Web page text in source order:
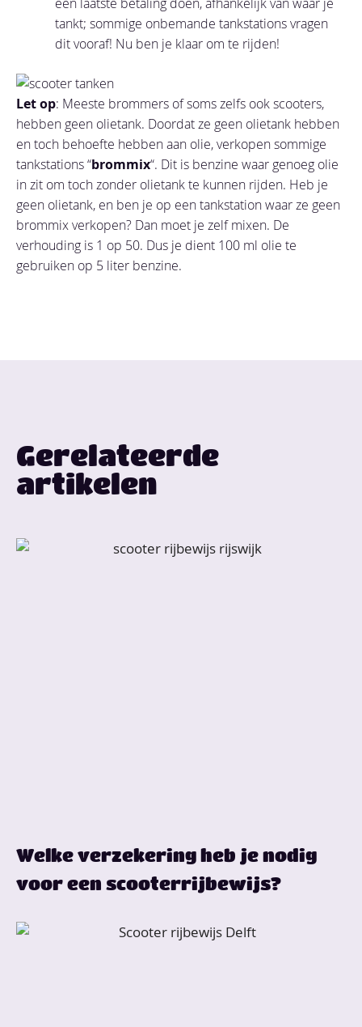
tankt; sommige onbemande tankstations vragen
dit vooraf! Nu ben je klaar om te rijden!
Let op: Meeste brommers of soms zelfs ook scooters,
hebben geen olietank. Doordat ze geen olietank hebben
en toch behoefte hebben aan olie, verkopen sommige
tankstations “brommix“. Dit is benzine waar genoeg olie
in zit om toch zonder olietank te kunnen rijden. Heb je
geen olietank, en ben je op een tankstation waar ze geen
brommix verkopen? Dan moet je zelf mixen. De
verhouding is 1 op 50. Dus je dient 100 ml olie te
gebruiken op 5 liter benzine.
Gerelateerde
artikelen
Welke verzekering heb je nodig
voor een scooterrijbewijs?